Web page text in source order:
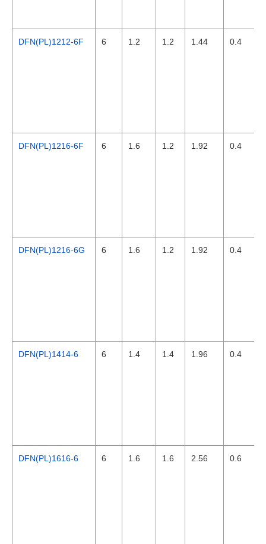
DFN(PL)1212-6F 6 1.2 1.2 1.44 0.4
DFN(PL)1216-6F 6 1.6 1.2 1.92 0.4
DFN(PL)1216-6G 6 1.6 1.2 1.92 0.4
DFN(PL)1414-6 6 1.4 1.4 1.96 0.4
DFN(PL)1616-6 6 1.6 1.6 2.56 0.6